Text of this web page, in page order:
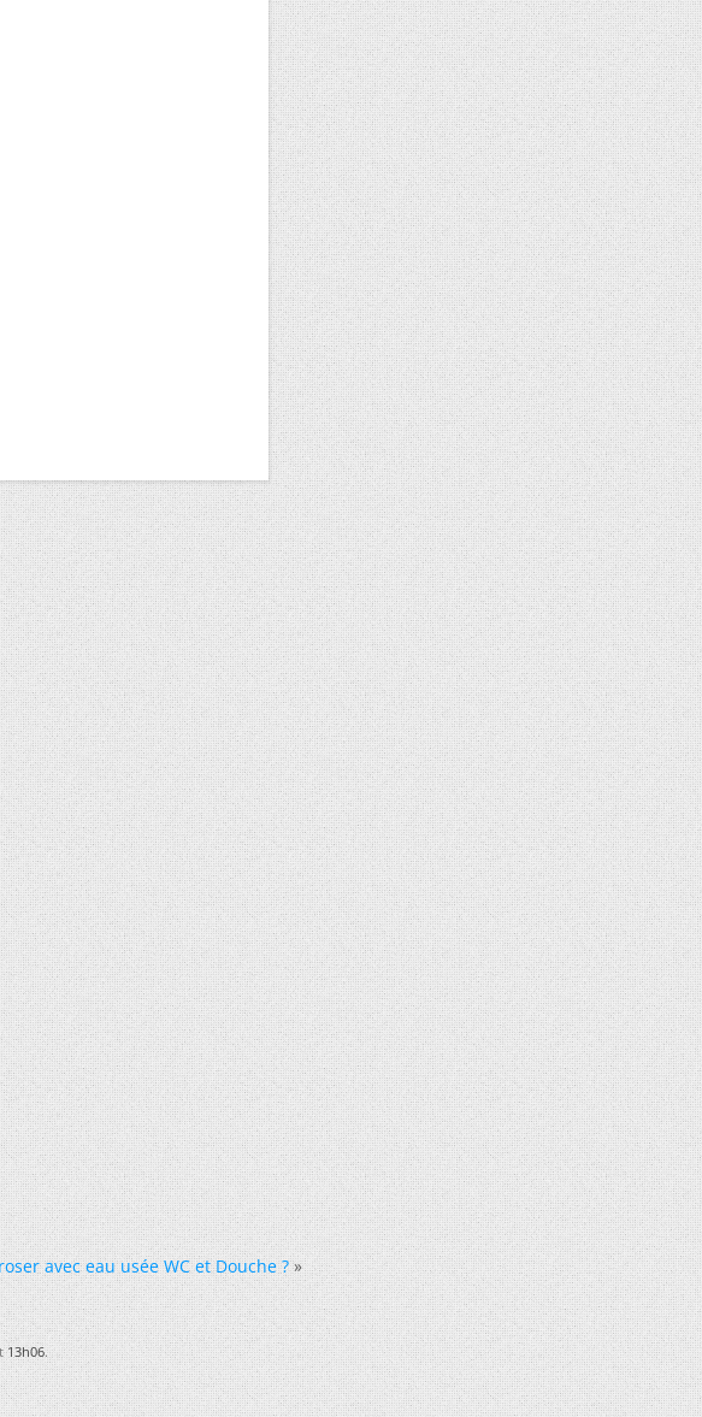
avec eau usée WC et Douche ? »
13h06.